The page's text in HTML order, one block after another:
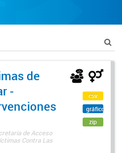
de
-
de Acceso
Contra Las
csv
gráfico
zip